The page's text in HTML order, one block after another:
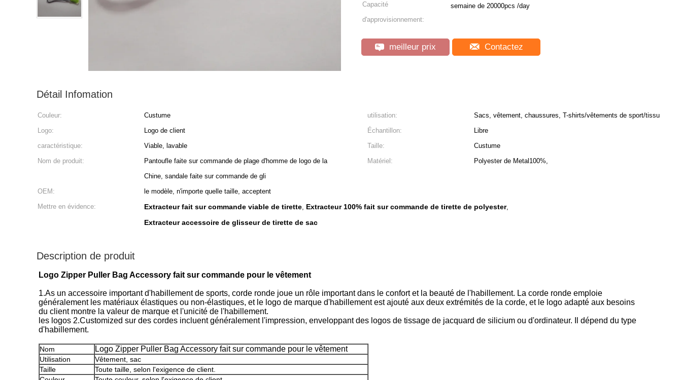
Capacité
d'approvisionnement:
semaine de 20000pcs /day
meilleur prix Contactez
Détail Infomation
Couleur: Custume utilisation:
Sacs, vêtement, chaussures, T-shirts/vêtements de sport/tissu
Logo:
Logo de client Échantillon:
Libre
caractéristique:
Viable, lavable Taille:
Custume
Nom de produit:
Pantoufle faite sur commande de plage d'homme de logo de la
Chine, sandale faite sur commande de gli
Matériel: Polyester de Metal100%,
OEM:
le modèle, n'importe quelle taille, acceptent
Mettre en évidence:
Extracteur fait sur commande viable de tirette, Extracteur 100% fait sur commande de tirette de polyester,
Extracteur accessoire de glisseur de tirette de sac
Description de produit
Logo Zipper Puller Bag Accessory fait sur commande pour le vêtement
1.As un accessoire important d'habillement de sports, corde ronde joue un rôle important dans le confort et la beauté de l'habillement. La corde ronde emploie
généralement les matériaux élastiques ou non-élastiques, et le logo de marque d'habillement est ajouté aux deux extrémités de la corde, et le logo adapté aux besoins
du client montre la valeur de marque et l'unicité de l'habillement.
les logos 2.Customized sur des cordes incluent généralement l'impression, enveloppant des logos de tissage de jacquard de silicium ou d'ordinateur. Il dépend du type
d'habillement.
Nom Logo Zipper Puller Bag Accessory fait sur commande pour le vêtement
Utilisation
Vêtement, sac
Taille
Toute taille, selon l'exigence de client.